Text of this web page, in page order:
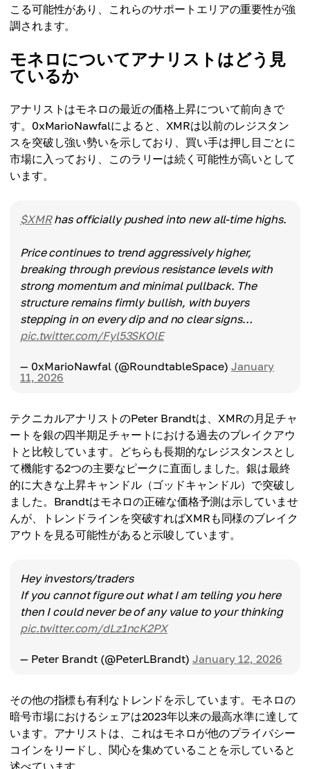
こる可能性があり、これらのサポートエリアの重要性が強
調されます。
モネロについてアナリストはどう見
ているか
アナリストはモネロの最近の価格上昇について前向きで
す。0xMarioNawfalによると、XMRは以前のレジスタン
スを突破し強い勢いを示しており、買い手は押し目ごとに
市場に入っており、このラリーは続く可能性が高いとして
います。
$XMRhas officially pushed into new all-time highs.
Price continues to trend aggressively higher,
breaking through previous resistance levels with
strong momentum and minimal pullback. The
structure remains firmly bullish, with buyers
stepping in on every dip and no clear signs…
pic.twitter.com/Fyl53SKOlE
— 0xMarioNawfal (@RoundtableSpace) January
11, 2026
テクニカルアナリストのPeter Brandtは、XMRの月足チャ
ートを銀の四半期足チャートにおける過去のブレイクアウ
トと比較しています。どちらも長期的なレジスタンスとし
て機能する2つの主要なピークに直面しました。銀は最終
的に大きな上昇キャンドル（ゴッドキャンドル）で突破し
ました。Brandtはモネロの正確な価格予測は示していませ
んが、トレンドラインを突破すればXMRも同様のブレイク
アウトを見る可能性があると示唆しています。
Hey investors/traders
If you cannot figure out what I am telling you here
then I could never be of any value to your thinking
pic.twitter.com/dLz1ncK2PX
— Peter Brandt (@PeterLBrandt) January 12, 2026
その他の指標も有利なトレンドを示しています。モネロの
暗号市場におけるシェアは2023年以来の最高水準に達して
います。アナリストは、これはモネロが他のプライバシー
コインをリードし、関心を集めていることを示していると
述べています。